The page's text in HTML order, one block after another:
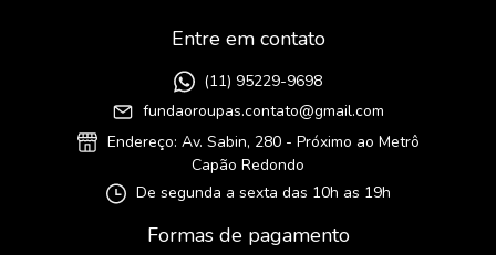
Entre em contato
(11) 95229-9698
fundaoroupas.contato@gmail.com
Endereço: Av. Sabin, 280 - Próximo ao Metrô
Capão Redondo
De segunda a sexta das 10h as 19h
Formas de pagamento